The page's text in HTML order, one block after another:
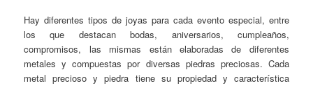
Hay diferentes tipos de joyas para cada evento especial, entre
los que destacan bodas, aniversarios, cumpleaños,
compromisos, las mismas están elaboradas de diferentes
metales y compuestas por diversas piedras preciosas. Cada
metal precioso y piedra tiene su propiedad y característica